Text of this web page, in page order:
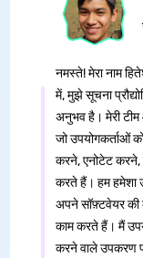
नमस्ते! मेरा नाम
में, मुझे सूचना
अनुभव है। मेरी
जो उपयोगकर्ताओं
करने, एनोटेट करने,
करते हैं। हम हमेशा
अपने सॉफ़्टवेयर की
काम करते हैं। मैं
करने वाले उपकरण